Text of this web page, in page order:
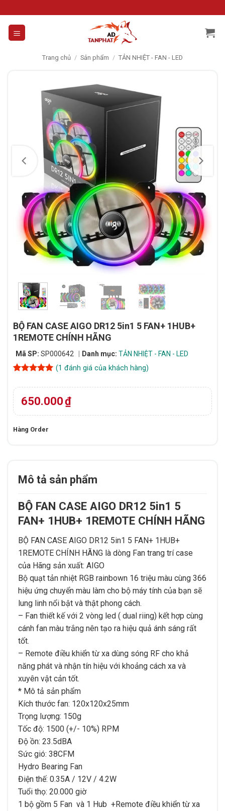
to
content
Trang chủ / Sản phẩm / TẢN NHIỆT - FAN - LED
BỘ FAN CASE AIGO DR12 5in1 5 FAN+ 1HUB+
1REMOTE CHÍNH HÃNG
Mã SP: SP000642 Danh mục: TẢN NHIỆT - FAN - LED
dựa trên
đánh giá
(1 đánh giá của khách hàng)
650.000₫
Hàng Order
Mô tả sản phẩm
BỘ FAN CASE AIGO DR12 5in1 5
FAN+ 1HUB+ 1REMOTE CHÍNH HÃNG
BỘ FAN CASE AIGO DR12 5in1 5 FAN+ 1HUB+
1REMOTE CHÍNH HÃNG là dòng Fan trang trí case
của Hãng sản xuất: AIGO
Bộ quạt tản nhiệt RGB rainbown 16 triệu màu cùng 366
hiệu ứng chuyển màu làm cho bộ máy tính của bạn sẽ
lung linh nổi bật và thật phong cách.
– Fan thiết kế với 2 vòng led ( dual riing) kết hợp cùng
cánh fan màu trắng nên tạo ra hiệu quả ánh sáng rất
tốt.
– Remote điều khiển từ xa dùng sóng RF cho khả
năng phát và nhận tín hiệu với khoảng cách xa và
xuyên vật cản tốt.
* Mô tả sản phẩm
Kích thước fan: 120x120x25mm
Trọng lượng: 150g
Tốc độ: 1500 (+/- 10%) RPM
Độ ồn: 23.5dBA
Sức gió: 38CFM
Hydro Bearing Fan
Điện thế: 0.35A / 12V / 4.2W
Tuổi thọ: 20.000 giờ
1 bộ gồm 5 Fan và 1 Hub +Remote điều khiển từ xa